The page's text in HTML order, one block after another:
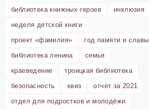
библиотека книжных героев
инклюзия
неделя детской книги
проект «фамилия»
год памяти и славы
библиотека ленина
семья
краеведение
троицкая библиотека
безопасность
квиз
отчет за 2021
отдел для подростков и молодёжи